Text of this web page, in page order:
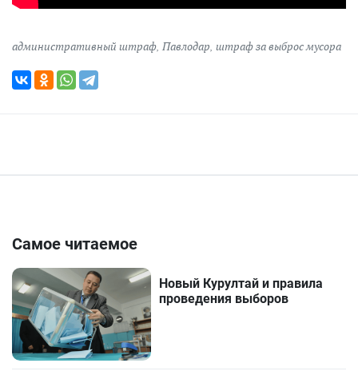
административный штраф, Павлодар, штраф за выброс мусора
Самое читаемое
Новый Курултай и правила
проведения выборов